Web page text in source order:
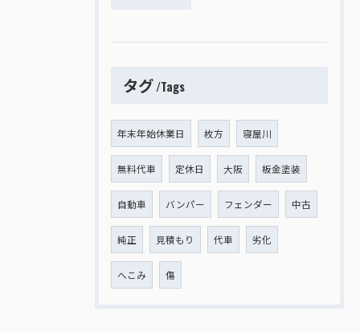
タグ Tags
年末年始休業日 枚方 寝屋川
無料代車 定休日 大阪 板金塗装
自動車 バンパー フェンダー 中古
純正 見積もり 代車 劣化
へこみ 傷